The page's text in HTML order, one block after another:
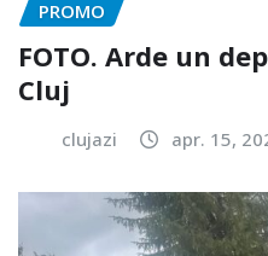
PROMO
FOTO. Arde un
Cluj
clujazi apr. 15,